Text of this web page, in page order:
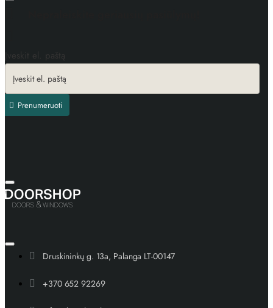
Įveskit el. paštą
Prenumeruoti
Druskininkų g. 13a, Palanga LT-00147
+370 652 92269